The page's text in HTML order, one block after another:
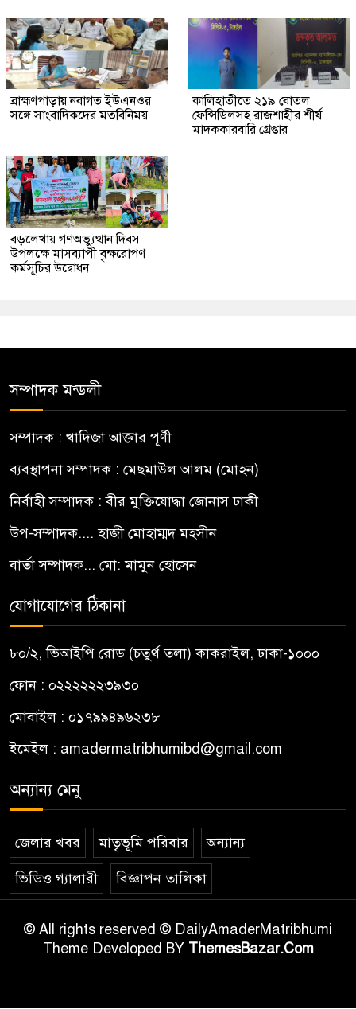
ব্রাহ্মণপাড়ায় নবাগত ইউএনওর
সঙ্গে সাংবাদিকদের মতবিনিময়
কালিহাতীতে ২১৯ বোতল
ফেন্সিডিলসহ রাজশাহীর শীর্ষ
মাদককারবারি গ্রেপ্তার
বড়লেখায় গণঅভ্যুত্থান দিবস
উপলক্ষে মাসব্যাপী বৃক্ষরোপণ
কর্মসূচির উদ্বোধন
সম্পাদক মন্ডলী
সম্পাদক : খাদিজা আক্তার পূর্ণী
ব্যবস্থাপনা সম্পাদক : মেছমাউল আলম (মোহন)
নির্বাহী সম্পাদক : বীর মুক্তিযোদ্ধা জোনাস ঢাকী
উপ-সম্পাদক.... হাজী মোহাম্মদ মহসীন
বার্তা সম্পাদক... মো: মামুন হোসেন
যোগাযোগের ঠিকানা
৮০/২, ভিআইপি রোড (চতুর্থ তলা) কাকরাইল, ঢাকা-১০০০
ফোন : ০২২২২২২৩৯৩০
মোবাইল : ০১৭৯৯৪৯৬২৩৮
ইমেইল : amadermatribhumibd@gmail.com
অন্যান্য মেনু
জেলার খবর মাতৃভূমি পরিবার অন্যান্য
ভিডিও গ্যালারী বিজ্ঞাপন তালিকা
© All rights reserved © DailyAmaderMatribhumi
Theme Developed BY ThemesBazar.Com